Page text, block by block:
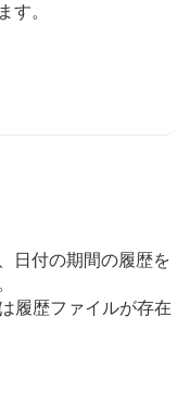
す。
日付の期間の履歴を
履歴ファイルが存在